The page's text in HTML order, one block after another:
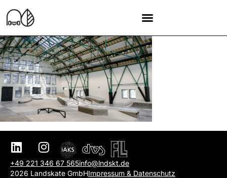
+49 221 346 67 565info@lndskt.de
2026 Landskate GmbHImpressum & Datenschutz